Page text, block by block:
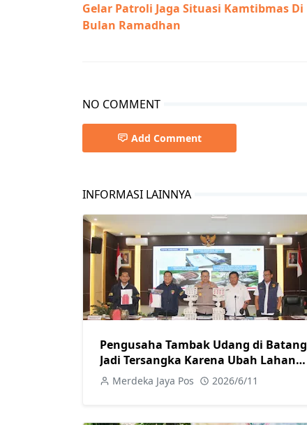
Gelar Patroli Jaga Situasi Kamtibmas Di
Bulan Ramadhan
NO COMMENT
Add Comment
INFORMASI LAINNYA
Pengusaha Tambak Udang di Batang
Jadi Tersangka Karena Ubah Lahan
Pertanian Secara Ilegal
Merdeka Jaya Pos 2026/6/11